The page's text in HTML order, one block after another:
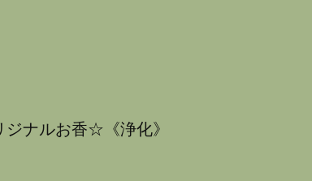
ジナルお香☆《浄化》